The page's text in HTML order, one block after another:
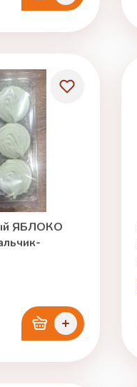
ЯБЛОКО